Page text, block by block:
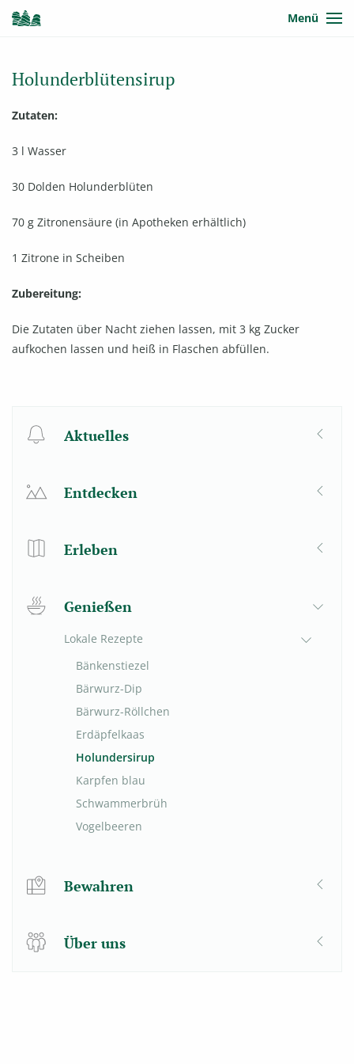
Menü
Holunderblütensirup
Zutaten:
3 l Wasser
30 Dolden Holunderblüten
70 g Zitronensäure (in Apotheken erhältlich)
1 Zitrone in Scheiben
Zubereitung:
Die Zutaten über Nacht ziehen lassen, mit 3 kg Zucker
aufkochen lassen und heiß in Flaschen abfüllen.
Aktuelles
Entdecken
Erleben
Genießen
Lokale Rezepte
Bänkenstiezel
Bärwurz-Dip
Bärwurz-Röllchen
Erdäpfelkaas
Holundersirup
Karpfen blau
Schwammerbrüh
Vogelbeeren
Bewahren
Über uns